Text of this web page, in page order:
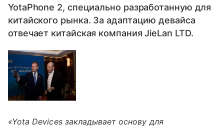
YotaPhone 2, специально разработанную для
китайского рынка. За адаптацию девайса
отвечает китайская компания JieLan LTD.
«Yota Devices закладывает основу для